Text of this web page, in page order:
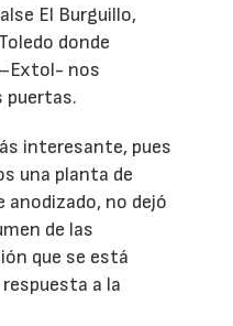
El Burguillo,
donde
nos
puertas.
interesante, pues
una planta de
anodizado, no dejó
de las
que se está
a la